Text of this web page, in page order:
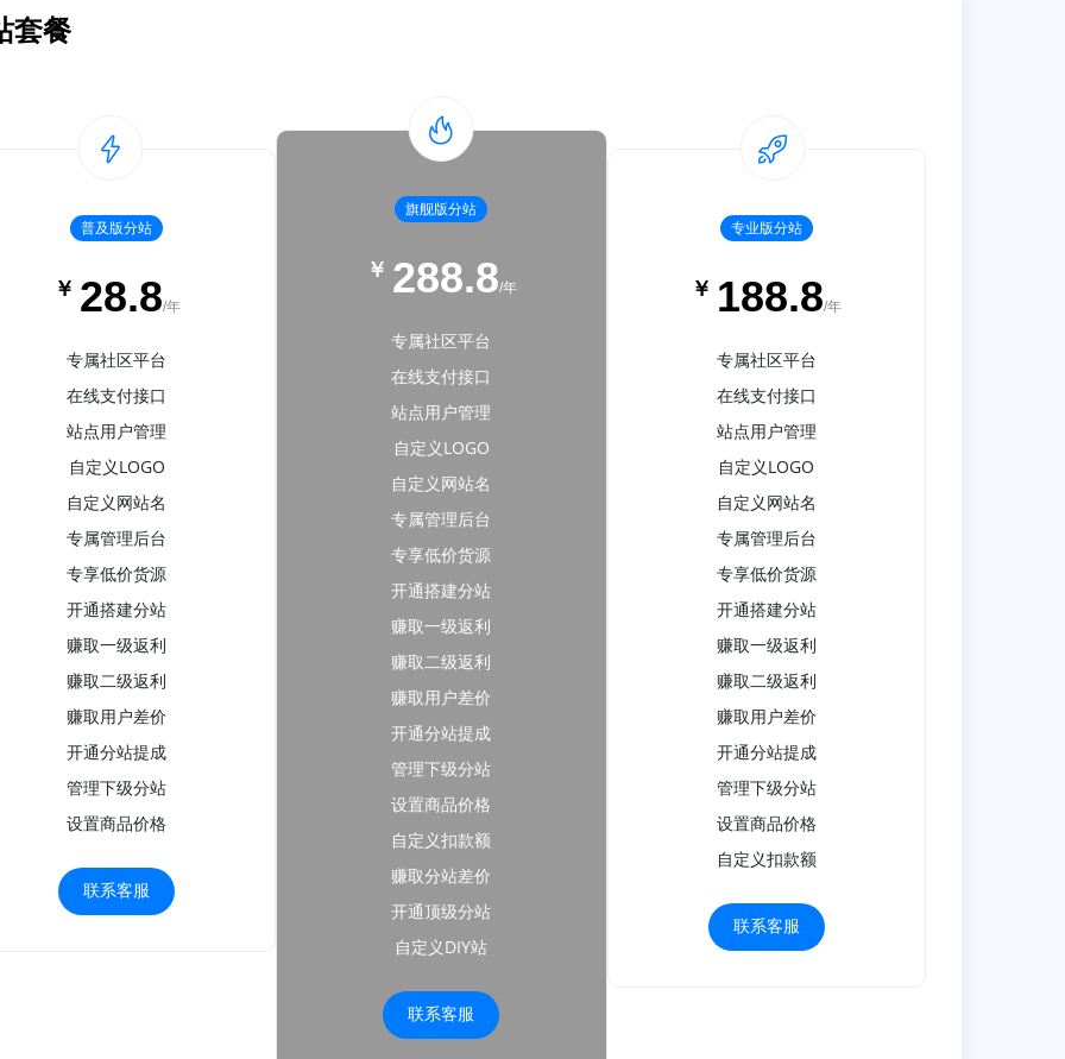
套餐
普及版分站
￥ 28.8/年
专属社区平台
在线支付接口
站点用户管理
自定义LOGO
自定义网站名
专属管理后台
专享低价货源
开通搭建分站
赚取一级返利
赚取二级返利
赚取用户差价
开通分站提成
管理下级分站
设置商品价格
联系客服
旗舰版分站
￥ 288.8/年
专属社区平台
在线支付接口
站点用户管理
自定义LOGO
自定义网站名
专属管理后台
专享低价货源
开通搭建分站
赚取一级返利
赚取二级返利
赚取用户差价
开通分站提成
管理下级分站
设置商品价格
自定义扣款额
赚取分站差价
开通顶级分站
自定义DIY站
联系客服
专业版分站
￥ 188.8/年
专属社区平台
在线支付接口
站点用户管理
自定义LOGO
自定义网站名
专属管理后台
专享低价货源
开通搭建分站
赚取一级返利
赚取二级返利
赚取用户差价
开通分站提成
管理下级分站
设置商品价格
自定义扣款额
联系客服